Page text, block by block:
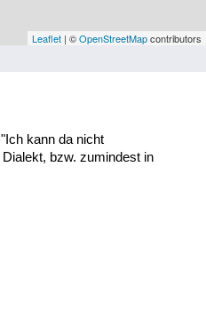
und Landwirtschaft
Leaflet | ©OpenStreetMapcontributors
kann da nicht
bzw. zumindest in